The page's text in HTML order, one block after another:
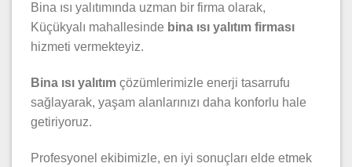
Bina ısı yalıtımında uzman bir firma olarak,
Küçükyalı mahallesinde bina ısı yalıtım firması
hizmeti vermekteyiz.
Bina ısı yalıtım çözümlerimizle enerji tasarrufu
sağlayarak, yaşam alanlarınızı daha konforlu hale
getiriyoruz.
Profesyonel ekibimizle, en iyi sonuçları elde etmek